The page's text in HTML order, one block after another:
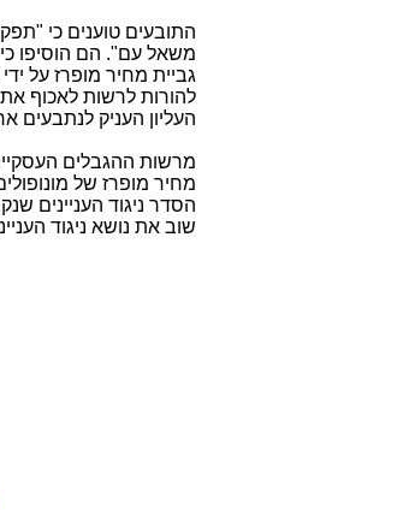
התובעים טוענים כי
משאל עם". הם הוסיפו
גביית מחיר מופרז על
להורות לרשות לאכוף
העליון העניק לנתבעים ארכה
מחיר מופרז של
הסדר ניגוד העניינים
שוב את נושא ניגוד